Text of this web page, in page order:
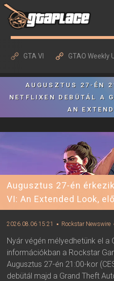
GTA VI GTAO Weekly
AUGUSZTUS 27-ÉN
NETFLIXEN DEBÜTÁL A
AN
Augusztus 27-én
VI: An Extended Look,
2026.08.06 15:21 ▪ Rockstar Newswire
Nyár végén mélyedhetünk el a
információkban a Rockstar
Augusztus 27-én 21:00-kor
debütál majd a Grand Theft